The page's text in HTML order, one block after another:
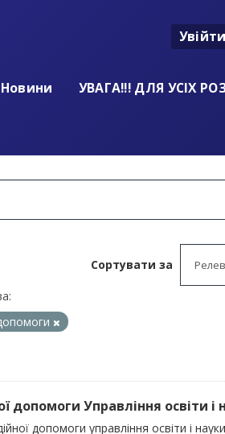
Увійти
Новини
УВАГА!!! ДЛЯ УСІХ
Сортувати за
Управління освіти і
допомоги управління освіти і науки